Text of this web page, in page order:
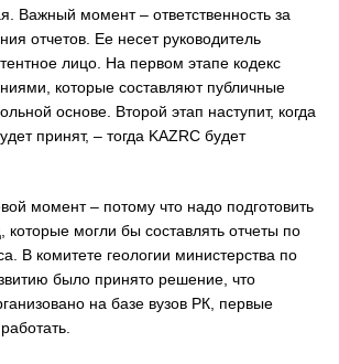
Важный момент – ответственность за
отчетов. Ее несет руководитель
лицо. На первом этапе кодекс
которые составляют публичные
основе. Второй этап наступит, когда
принят, – тогда KAZRC будет
момент – потому что надо подготовить
которые могли бы составлять отчеты по
В комитете геологии министерства по
было принято решение, что
на базе вузов РК, первые